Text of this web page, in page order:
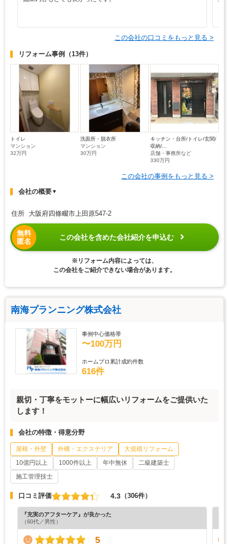
この会社の口コミをもっと見る >
リフォーム事例 （13件）
トイレ
マンション
32万円
洗面所・脱衣所
マンション
30万円
キッチン・台所/トイレ/玄関/
収納/...
店舗・事務所など
330万円
この会社の事例をもっと見る >
会社の概要▼
住所 大阪府四條畷市上田原547-2
無料
匿名
この会社を含めた会社紹介を申込む
※リフォーム内容によっては、
この会社をご紹介できない場合があります。
南海プランニング株式会社
事例中心価格帯
〜100万円
ホームプロ累計成約件数
616件
親切・丁寧をモットーに幅広いリフォームをご提供いた
します！
会社の特徴・得意分野
屋根・外壁 外構・エクステリア
大規模リフォーム
10億円以上
1000件以上 年中無休
二級建築士
施工管理技士
口コミ評価 4.3 （306件）
『充実のアフターケア』が良かった
（60代／男性）
5